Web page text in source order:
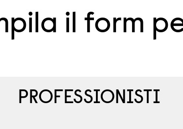
il form
PROFESSIONISTI